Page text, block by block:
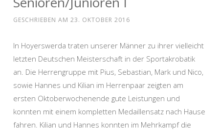
GESCHRIEBEN AM 23. OKTOBER 2016
In Hoyerswerda traten unserer Männer zu ihrer vielleicht
letzten Deutschen Meisterschaft in der Sportakrobatik
an. Die Herrengruppe mit Pius, Sebastian, Mark und Nico,
sowie Hannes und Kilian im Herrenpaar zeigten am
ersten Oktoberwochenende gute Leistungen und
konnten mit einem kompletten Medaillensatz nach Hause
fahren. Kilian und Hannes konnten im Mehrkampf die